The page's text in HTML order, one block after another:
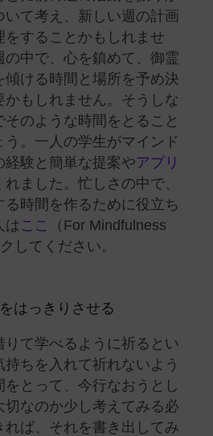
いて考え、新しい週の計画
をすることかもしれませ
の中で、心を鎮めて、御霊
傾ける時間と場所を予め決
もしれません。そうしな
のような時間をとること
。一人の学生がマインド
経験と簡単な提案やアプリ
ました。忙しさの中で、
時間を作るために役立ち
は ここ
（For Mindfulness
してください。
はっきりさせる
て学べるように祈るとい
ちを入れて祈れないよう
とって、今行なおうとし
切なのか少し考えてみる必
ば、それを書き出してみ